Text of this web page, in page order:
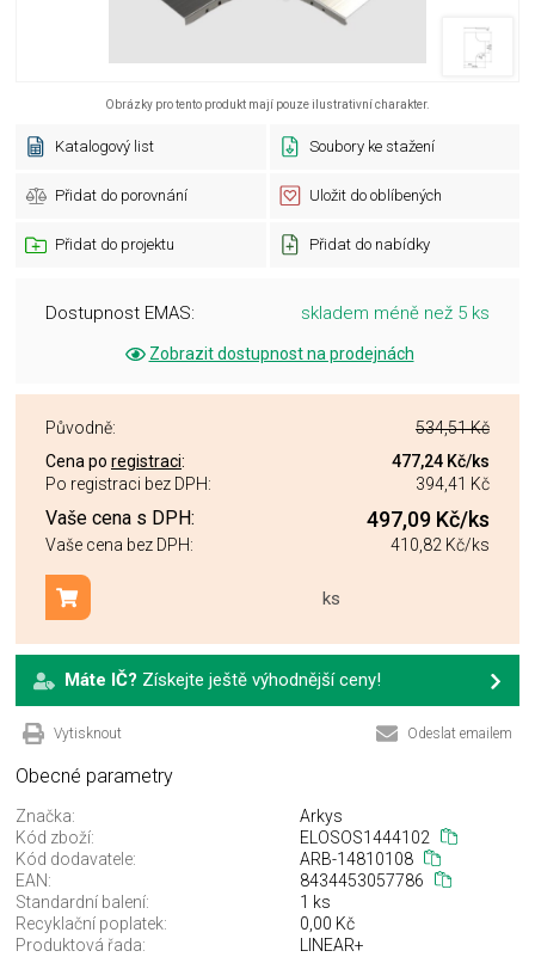
Obrázky pro tento produkt mají pouze ilustrativní charakter.
Katalogový list Soubory ke stažení
Přidat do porovnání Uložit do oblíbených
Přidat do projektu Přidat do nabídky
Dostupnost EMAS: skladem méně než 5 ks
Zobrazit dostupnost na prodejnách
Původně:
534,51 Kč
Cena po registraci: 477,24 Kč/ks
Po registraci bez DPH:
394,41 Kč
Vaše cena s DPH: 497,09 Kč/ks
Vaše cena bez DPH: 410,82 Kč/ks
ks
Přidat do košíku
Máte IČ? Získejte ještě výhodnější ceny!
Vytisknout Odeslat emailem
Obecné parametry
Značka:
Arkys
Kód zboží:
ELOSOS1444102
Kód dodavatele:
ARB-14810108
EAN:
8434453057786
Standardní balení:
1 ks
Recyklační poplatek:
0,00 Kč
Produktová řada:
LINEAR+